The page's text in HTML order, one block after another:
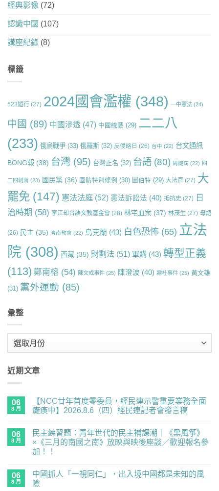
經典影像 (72)
認識中國 (107)
講座紀錄 (8)
標籤
523遊行 (27) 2024國會濫權 (348) 一中憲法 (24)
中國 (89) 中國滲透 (47) 中國統戰 (29) 二二八
(233) 俄烏戰爭 (33) 俄羅斯 (32) 反侵略日 (26) 台中 (22) 台文通訊
BONG報 (38) 台灣 (95) 台灣正名 (32) 台語 (80) 周婉窈 (22) 四
二四刺蔣 (23) 國民黨 (36) 國防特別條例 (30) 圖伯特 (29) 大法官 (27) 大
罷免 (147) 憲法法庭 (52) 憲法訴訟法 (40) 抵抗史 (27) 日
治時期 (58) 李江却台語文教基金會 (28) 林宅血案 (37) 林茂生 (27) 母語
(26) 民主 (35) 濟南教會 (22) 烏克蘭 (43) 白色恐怖 (65) 立法
院 (308) 西藏 (35) 財劃法 (51) 軍購 (43) 轉型正義
(113) 鄭南榕 (54) 陳文成事件 (25) 陳澄波 (40) 霧社事件 (25) 黃文雄
(31) 黨外運動 (85)
彙整
近期文章
06
8 月
【NCC廿年首度零委員，經民連示警重要業務全面
癱瘓中】2026.8.6（四）經民連記者會發言稿
廿
首
度
員，
經
民
留
言
06
8 月
民主練習題：青年世代的民主補課潮｜《黑風箏》
×《三月的南國之南》放映與映後座談／歡迎報名參
加！！
主
練
習
留
言
06
8 月
中國抓人「一視同仁」，出入境中國都是未知的風
險